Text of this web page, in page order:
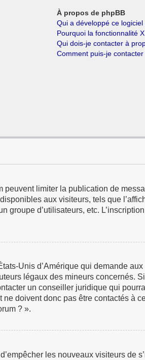
À propos de phpBB
Qui a développé ce
Pourquoi la fonctionnalité
Qui dois-je contacter à
Comment puis-je
peuvent limiter la publication de
aux visiteurs, tels que
d’utilisateurs, etc.
Unis d’Amérique qui demande
légaux des mineurs concernés.
un conseiller juridique qui
doivent donc pas être contactés à
? ».
les nouveaux visiteurs de